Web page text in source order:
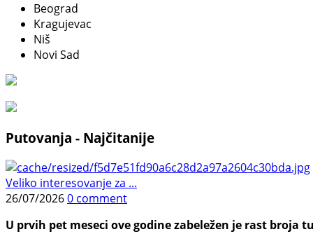
Beograd
Kragujevac
Niš
Novi Sad
Putovanja - Najčitanije
Veliko interesovanje za ...
26/07/20260 comment
U prvih pet meseci ove godine zabeležen je rast